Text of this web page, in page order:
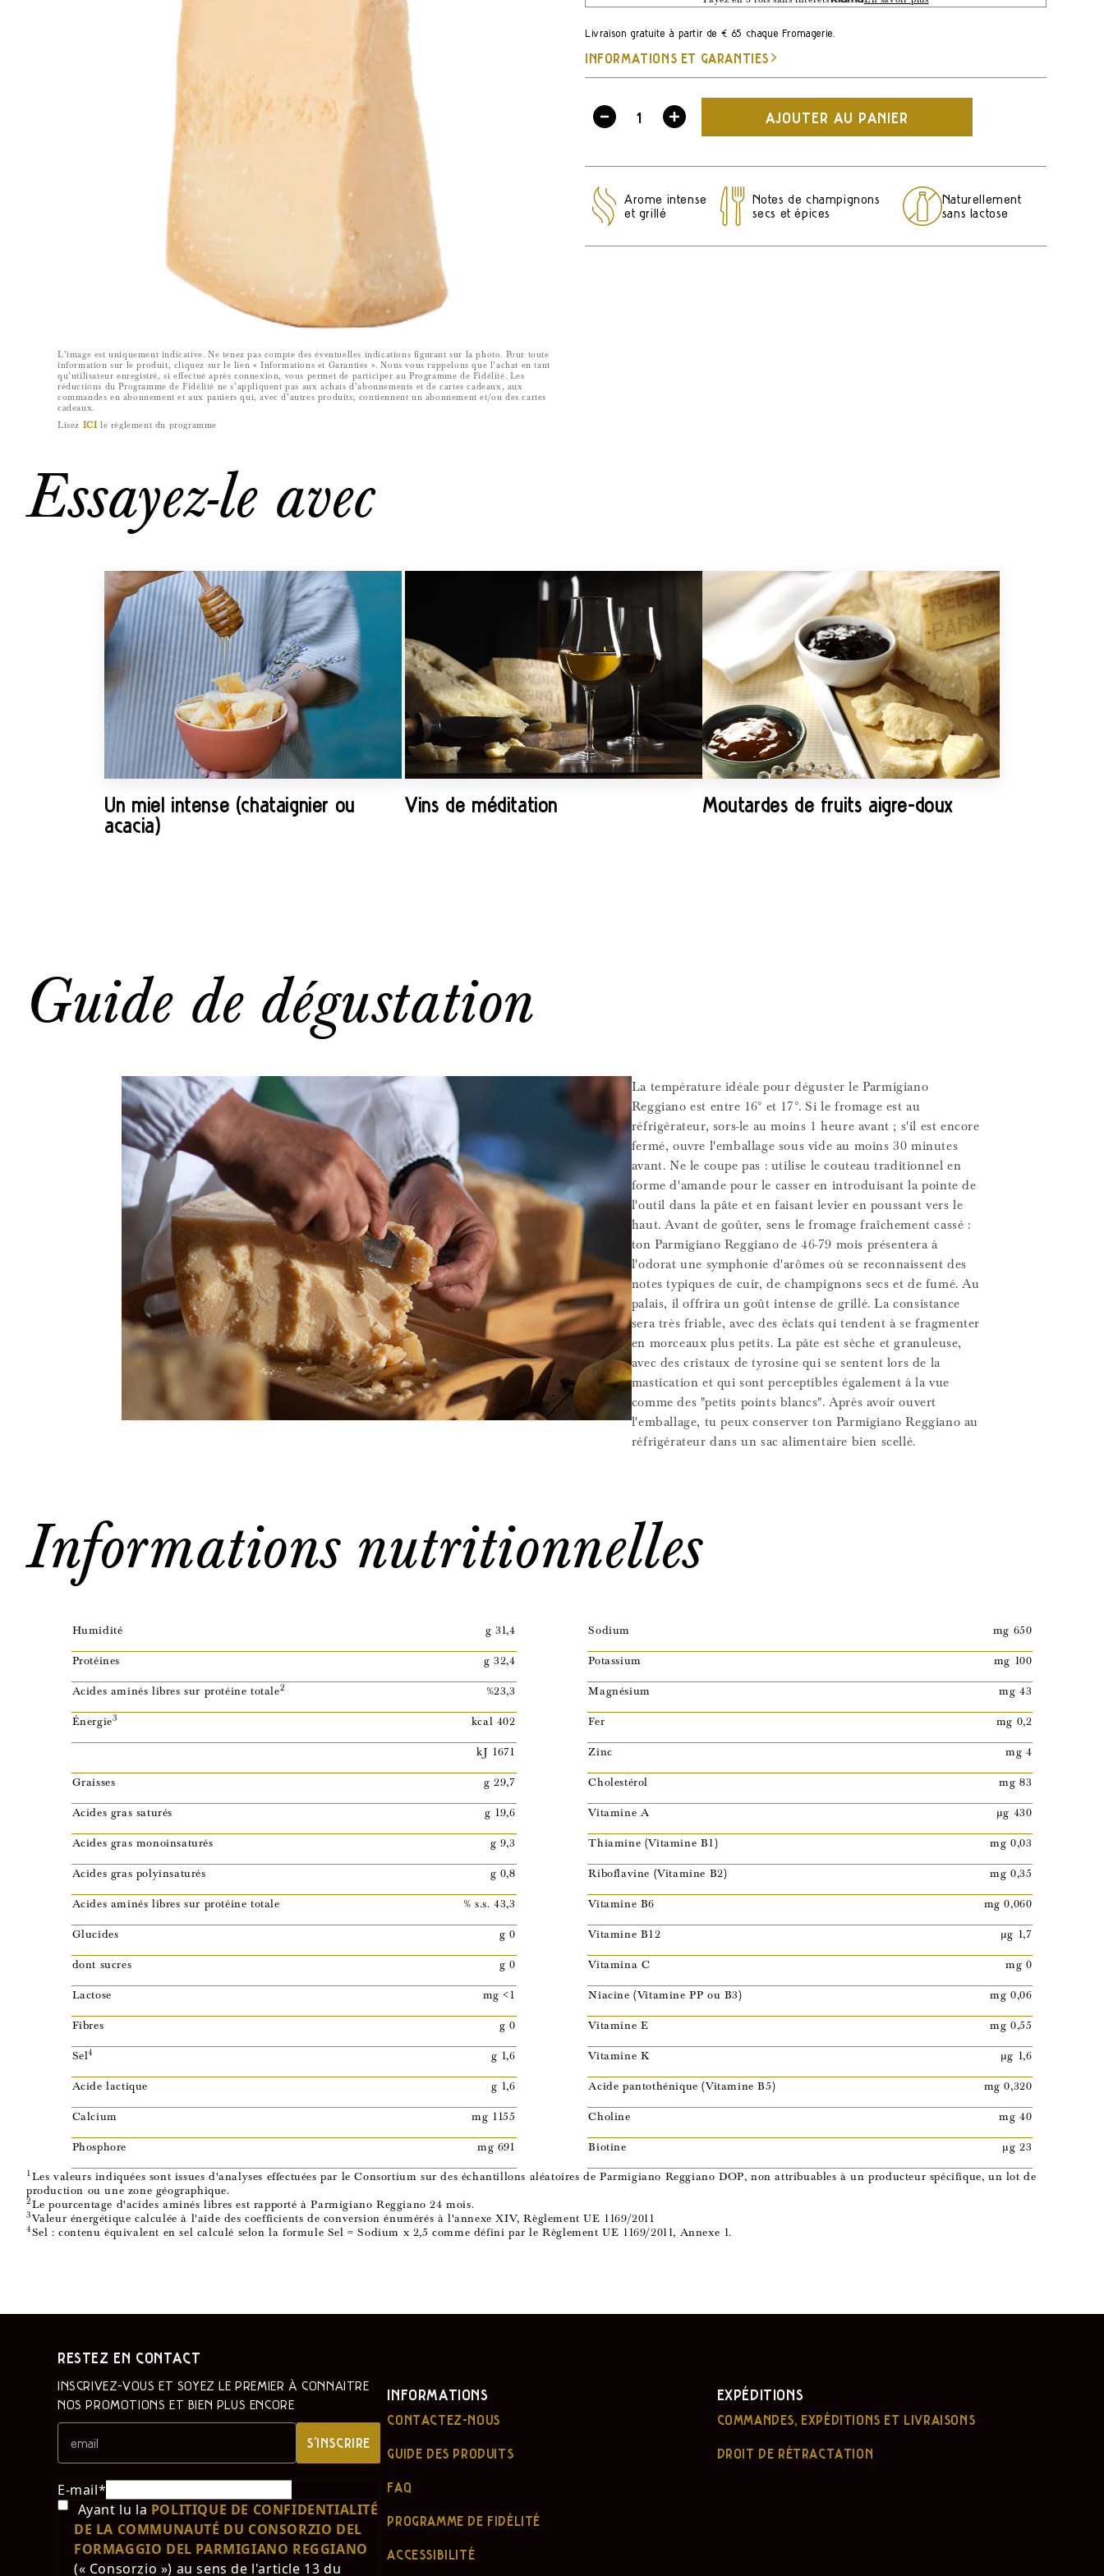
L’image est uniquement indicative. Ne tenez pas compte des éventuelles indications figurant sur la photo. Pour toute
information sur le produit, cliquez sur le lien « Informations et Garanties ». Nous vous rappelons que l’achat en tant
qu’utilisateur enregistré, si effectué après connexion, vous permet de participer au Programme de Fidélité. Les
réductions du Programme de Fidélité ne s’appliquent pas aux achats d’abonnements et de cartes cadeaux, aux
commandes en abonnement et aux paniers qui, avec d’autres produits, contiennent un abonnement et/ou des cartes
cadeaux.
Lisez ICI le règlement du programme
Livraison gratuite à partir de € 65 chaque Fromagerie.
INFORMATIONS ET GARANTIES
Diminuez
quantité
pour
Parmigiano
Augmentez
quantité
pour
Parmigiano
AJOUTER AU PANIER
Arôme intense
et grillé
Notes de champignons
secs et épices
Naturellement
sans lactose
Essayez-le avec
Un miel intense (châtaignier ou
acacia)
Vins de méditation Moutardes de fruits aigre-doux
Guide de dégustation
La température idéale pour déguster le Parmigiano
Reggiano est entre 16° et 17°. Si le fromage est au
réfrigérateur, sors-le au moins 1 heure avant ; s'il est encore
fermé, ouvre l'emballage sous vide au moins 30 minutes
avant. Ne le coupe pas : utilise le couteau traditionnel en
forme d'amande pour le casser en introduisant la pointe de
l'outil dans la pâte et en faisant levier en poussant vers le
haut. Avant de goûter, sens le fromage fraîchement cassé :
ton Parmigiano Reggiano de 46-79 mois présentera à
l'odorat une symphonie d'arômes où se reconnaissent des
notes typiques de cuir, de champignons secs et de fumé. Au
palais, il offrira un goût intense de grillé. La consistance
sera très friable, avec des éclats qui tendent à se fragmenter
en morceaux plus petits. La pâte est sèche et granuleuse,
avec des cristaux de tyrosine qui se sentent lors de la
mastication et qui sont perceptibles également à la vue
comme des "petits points blancs". Après avoir ouvert
l'emballage, tu peux conserver ton Parmigiano Reggiano au
réfrigérateur dans un sac alimentaire bien scellé.
Informations nutritionnelles
Humidité
g 31,4
Protéines
g 32,4
Acides aminés libres sur protéine totale2
%23,3
Énergie3
kcal 402
kJ 1671
Graisses
g 29,7
Acides gras saturés
g 19,6
Acides gras monoinsaturés
g 9,3
Acides gras polyinsaturés
g 0,8
Acides aminés libres sur protéine totale
% s.s. 43,3
Glucides
g 0
dont sucres
g 0
Lactose
mg <1
Fibres
g 0
Sel4
g 1,6
Acide lactique
g 1,6
Calcium
mg 1155
Phosphore
mg 691
Sodium
mg 650
Potassium
mg 100
Magnésium
mg 43
Fer
mg 0,2
Zinc
mg 4
Cholestérol
mg 83
Vitamine A
µg 430
Thiamine (Vitamine B1)
mg 0,03
Riboflavine (Vitamine B2)
mg 0,35
Vitamine B6
mg 0,060
Vitamine B12
µg 1,7
Vitamina C
mg 0
Niacine (Vitamine PP ou B3)
mg 0,06
Vitamine E
mg 0,55
Vitamine K
µg 1,6
Acide pantothénique (Vitamine B5)
mg 0,320
Choline
mg 40
Biotine
µg 23
1 Les valeurs indiquées sont issues d'analyses effectuées par le Consortium sur des échantillons aléatoires de Parmigiano Reggiano DOP, non attribuables à un producteur spécifique, un lot de
production ou une zone géographique.
2Le pourcentage d'acides aminés libres est rapporté à Parmigiano Reggiano 24 mois.
3Valeur énergétique calculée à l'aide des coefficients de conversion énumérés à l'annexe XIV, Règlement UE 1169/2011
4Sel : contenu équivalent en sel calculé selon la formule Sel = Sodium x 2,5 comme défini par le Règlement UE 1169/2011, Annexe 1.
RESTEZ EN CONTACT
INSCRIVEZ-VOUS ET SOYEZ LE PREMIER À CONNAÎTRE
NOS PROMOTIONS ET BIEN PLUS ENCORE
S'INSCRIRE
E-mail*
Ayant lu la POLITIQUE DE CONFIDENTIALITÉ
DE LA COMMUNAUTÉ DU CONSORZIO DEL
FORMAGGIO DEL PARMIGIANO REGGIANO
(« Consorzio ») au sens de l'article 13 du
INFORMATIONS
CONTACTEZ-NOUS
GUIDE DES PRODUITS
FAQ
PROGRAMME DE FIDÉLITÉ
ACCESSIBILITÉ
EXPÉDITIONS
COMMANDES, EXPÉDITIONS ET LIVRAISONS
DROIT DE RÉTRACTATION